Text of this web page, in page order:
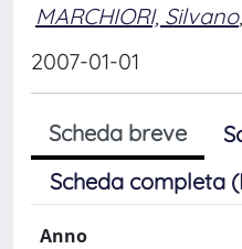
MARCHIORI, Silvano;
2007-01-01
Scheda breve
Scheda completa
Anno